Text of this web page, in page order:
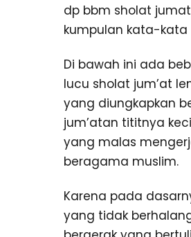
dp bbm sholat
kumpulan kata-kata
Di bawah ini ada
lucu sholat jum’at
yang diungkapkan
jum’atan tititnya
yang malas
beragama muslim.
Karena pada
yang tidak